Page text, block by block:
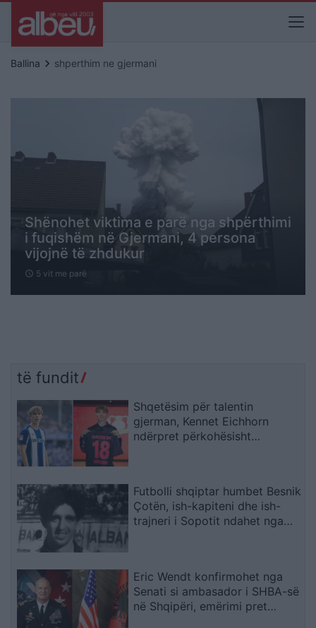
Ballina keyboard_arrow_right shperthim ne gjermani
Shënohet viktima e parë nga shpërthimi
i fuqishëm në Gjermani, 4 persona
vijojnë të zhdukur
schedule 5 vit me parë
të fundit
Shqetësim për talentin
gjerman, Kennet Eichhorn
ndërpret përkohësisht
Futbolli shqiptar humbet Besnik
Çotën, ish-kapiteni dhe ish-
trajneri i Sopotit ndahet nga
Eric Wendt konfirmohet nga
Senati si ambasador i SHBA-së
në Shqipëri, emërimi pret